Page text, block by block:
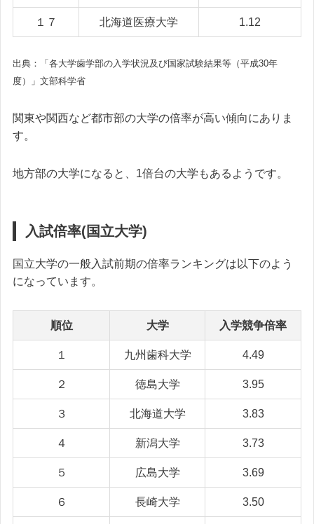
１７ 北海道医療大学 1.12
出典：「各大学歯学部の入学状況及び国家試験結果等（平成30年
度）」文部科学省
関東や関西など都市部の大学の倍率が高い傾向にありま
す。
地方部の大学になると、1倍台の大学もあるようです。
入試倍率(国立大学)
国立大学の一般入試前期の倍率ランキングは以下のよう
になっています。
順位 大学 入学競争倍率
１ 九州歯科大学 4.49
２ 徳島大学 3.95
３ 北海道大学 3.83
４ 新潟大学 3.73
５ 広島大学 3.69
６ 長崎大学 3.50